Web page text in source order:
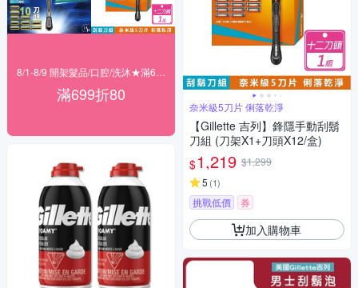
滿699折80
奈米級5刀片 俐落乾淨
【Gillette 吉列】鋒隱手動刮鬍
刀組 (刀架X1+刀頭X12/盒)
$1,219 $1,299
5 (1)
挑戰低價 券
加入購物車